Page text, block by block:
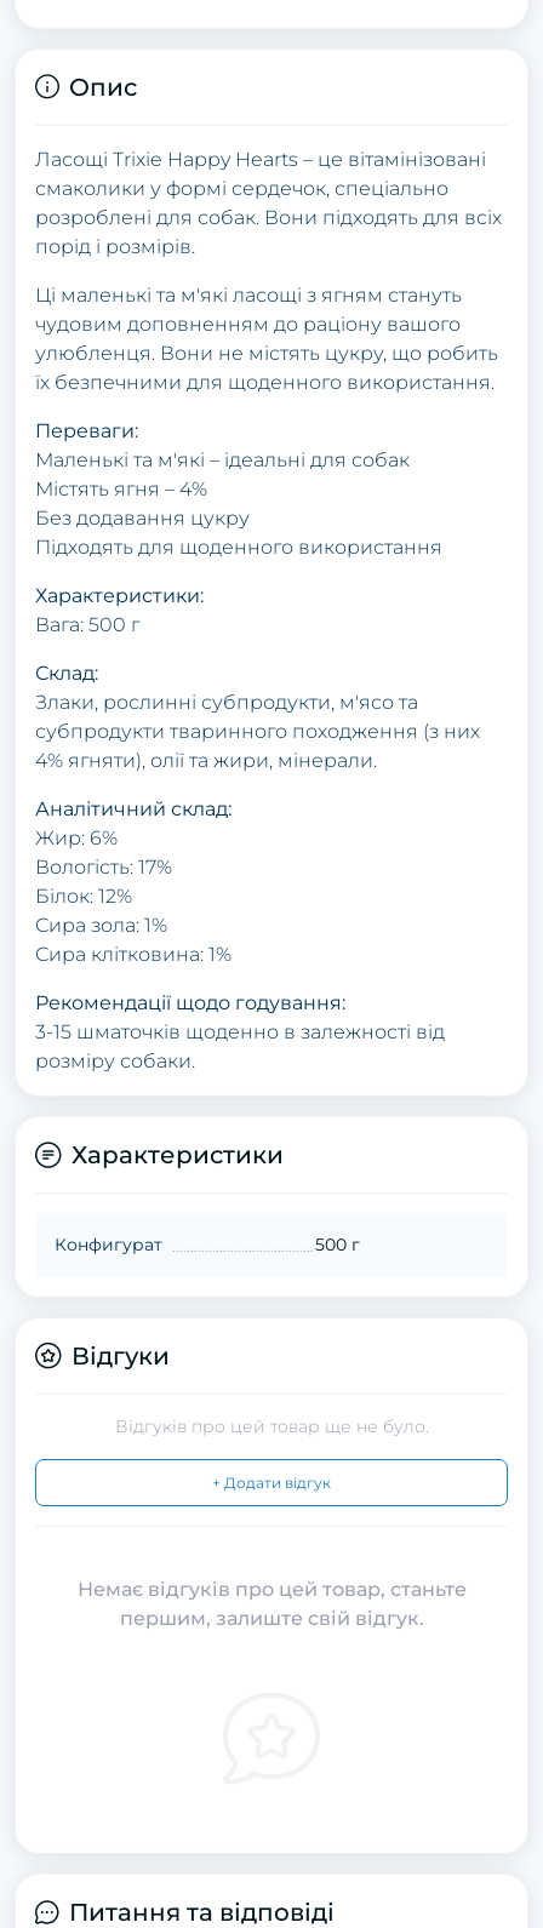
Опис
Ласощі Trixie Happy Hearts – це вітамінізовані
смаколики у формі сердечок, спеціально
розроблені для собак. Вони підходять для всіх
порід і розмірів.
Ці маленькі та м'які ласощі з ягням стануть
чудовим доповненням до раціону вашого
улюбленця. Вони не містять цукру, що робить
їх безпечними для щоденного використання.
Переваги:
Маленькі та м'які – ідеальні для собак
Містять ягня – 4%
Без додавання цукру
Підходять для щоденного використання
Характеристики:
Вага: 500 г
Склад:
Злаки, рослинні субпродукти, м'ясо та
субпродукти тваринного походження (з них
4% ягняти), олії та жири, мінерали.
Аналітичний склад:
Жир: 6%
Вологість: 17%
Білок: 12%
Сира зола: 1%
Сира клітковина: 1%
Рекомендації щодо годування:
3-15 шматочків щоденно в залежності від
розміру собаки.
Характеристики
Конфигурат 500 г
Відгуки
Відгуків про цей товар ще не було.
+ Додати відгук
Немає відгуків про цей товар, станьте
першим, залиште свій відгук.
Питання та відповіді